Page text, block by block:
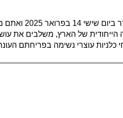
מרוץ הכלניות 2025 למען
של הארץ, משלבים את
עוצרי נשימה בפריחתם